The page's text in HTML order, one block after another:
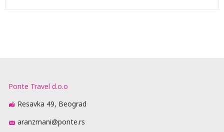
Ponte Travel d.o.o
Resavka 49, Beograd
aranzmani@ponte.rs